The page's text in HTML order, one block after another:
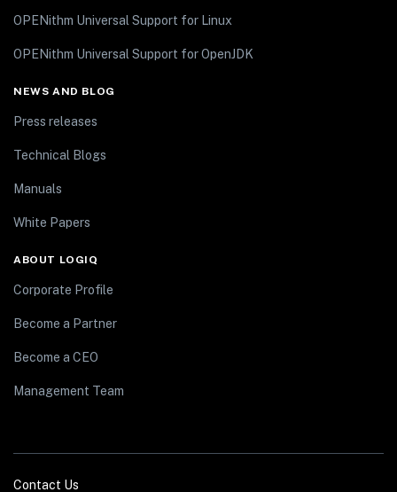
OPENithm Universal Support for Linux
OPENithm Universal Support for OpenJDK
NEWS AND BLOG
Press releases
Technical Blogs
Manuals
White Papers
ABOUT LOGIQ
Corporate Profile
Become a Partner
Become a CEO
Management Team
Contact Us